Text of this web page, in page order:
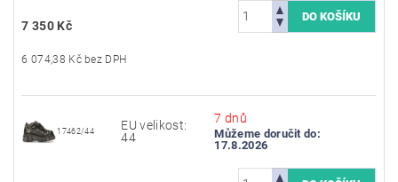
7 350 Kč
6 074,38 Kč bez DPH
17462/44
EU velikost:
44
7 dnů
Můžeme doručit do:
17.8.2026